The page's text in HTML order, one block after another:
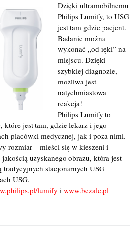
Dzięki ultramobilnemu
Philips Lumify, to USG
jest tam gdzie pacjent.
Badanie można
wykonać „od ręki” na
miejscu. Dzięki
szybkiej diagnozie,
możliwa jest
natychmiastowa
reakcja!
Philips Lumify to
które jest tam, gdzie lekarz i jego
placówki medycznej, jak i poza nimi.
rozmiar – mieści się w kieszeni i
uzyskanego obrazu, która jest
stacjonarnych USG
USG.
lumify i www.bezale.pl